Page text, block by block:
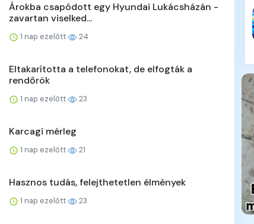
Árokba csapódott egy Hyundai Lukácsházán -
zavartan viselked...
1 nap ezelőtt 24
Eltakarította a telefonokat, de elfogták a
rendőrök
1 nap ezelőtt 23
Karcagi mérleg
1 nap ezelőtt 21
Hasznos tudás, felejthetetlen élmények
1 nap ezelőtt 23